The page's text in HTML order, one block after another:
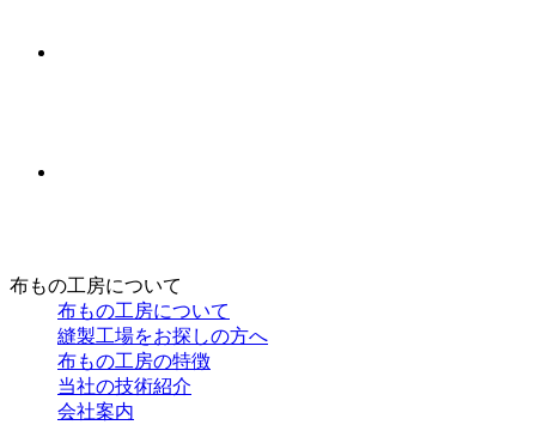
布もの工房について
布もの工房について
縫製工場をお探しの方へ
布もの工房の特徴
当社の技術紹介
会社案内